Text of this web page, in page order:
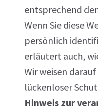
entsprechend
Wenn Sie diese
persönlich
erläutert auch,
Wir weisen
lückenloser
Hinweis zur